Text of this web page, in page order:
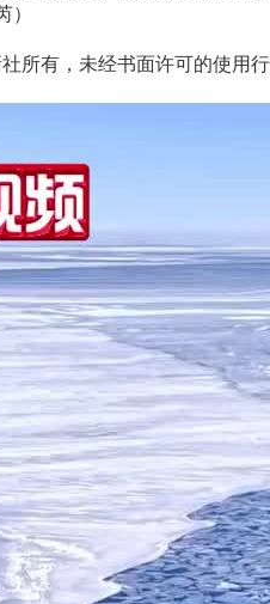
）
所有，未经书面许可的使用